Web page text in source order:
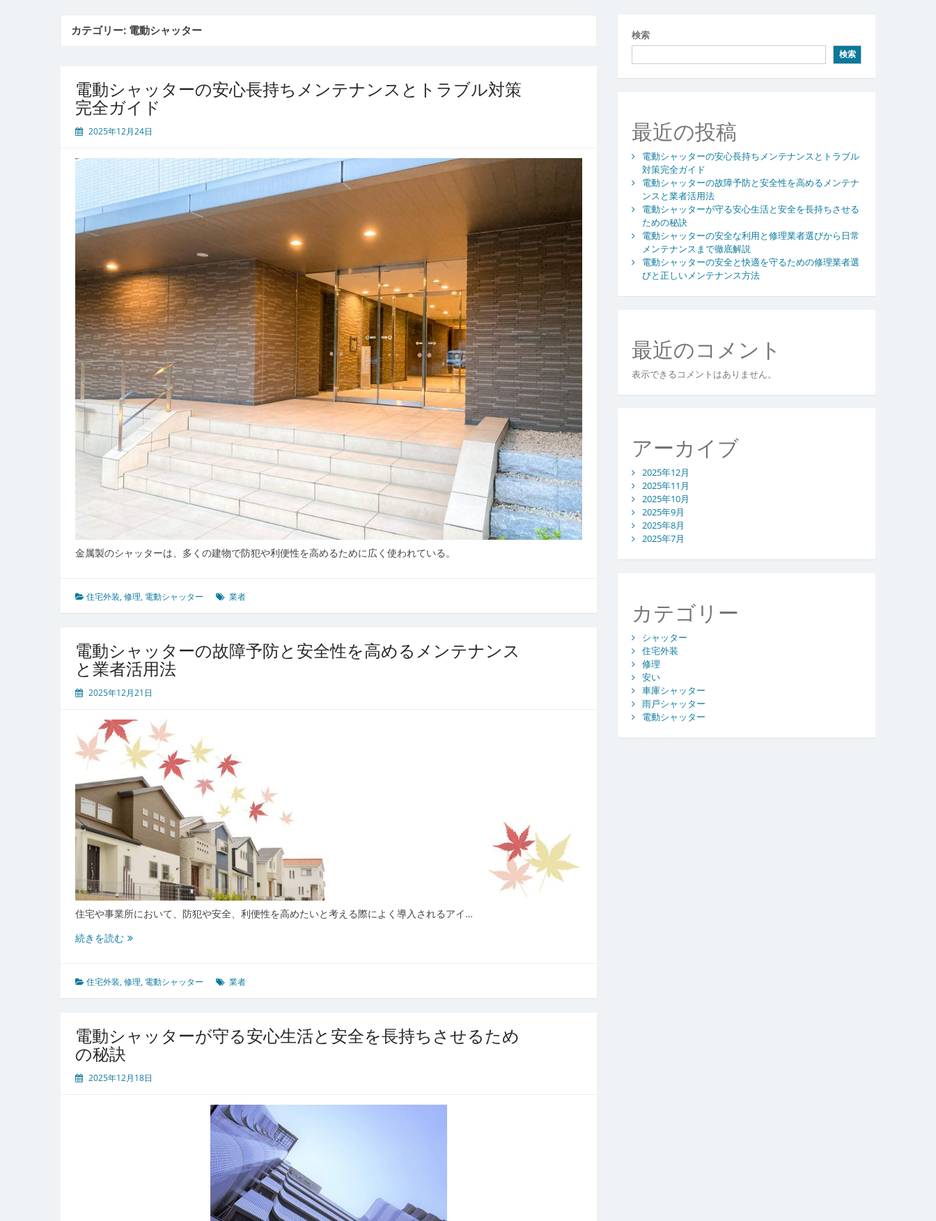
カテゴリー: 電動シャッター
電動シャッターの安心長持ちメンテナンスとトラブル対策
完全ガイド
2025年12月24日
金属製のシャッターは、多くの建物で防犯や利便性を高めるために広く使われている。
住宅外装,修理, 電動シャッター 業者
電動シャッターの故障予防と安全性を高めるメンテナンス
と業者活用法
2025年12月21日
住宅や事業所において、防犯や安全、利便性を高めたいと考える際によく導入されるアイ…
続きを読む電
ャ
ッ
の
故
予
住宅外装,修理, 電動シャッター 業者
電動シャッターが守る安心生活と安全を長持ちさせるため
の秘訣
2025年12月18日
検索
検索
最近の投稿
電動シャッターの安心長持ちメンテナンスとトラブル
対策完全ガイド
電動シャッターの故障予防と安全性を高めるメンテナ
ンスと業者活用法
電動シャッターが守る安心生活と安全を長持ちさせる
ための秘訣
電動シャッターの安全な利用と修理業者選びから日常
メンテナンスまで徹底解説
電動シャッターの安全と快適を守るための修理業者選
びと正しいメンテナンス方法
最近のコメント
表示できるコメントはありません。
アーカイブ
2025年12月
2025年11月
2025年10月
2025年9月
2025年8月
2025年7月
カテゴリー
シャッター
住宅外装
修理
安い
車庫シャッター
雨戸シャッター
電動シャッター